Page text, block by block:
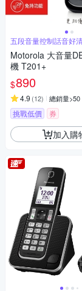
五段音量控制話音好
Motorola 大音量
機 T201+
$890
4.9 (12) 總銷量>50
挑戰低價 券
加入購